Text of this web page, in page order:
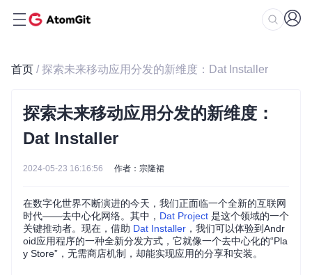
首页 / 探索未来移动应用分发的新维度：Dat Installer
探索未来移动应用分发的新维度：
Dat Installer
2024-05-23 16:16:56 作者：宗隆裙
在数字化世界不断演进的今天，我们正面临一个全新的互联网
时代——去中心化网络。其中， Dat Project 是这个领域的一个
关键推动者。现在，借助 Dat Installer ，我们可以体验到Andr
oid应用程序的一种全新分发方式，它就像一个去中心化的“Pla
y Store”，无需商店机制，却能实现应用的分享和安装。